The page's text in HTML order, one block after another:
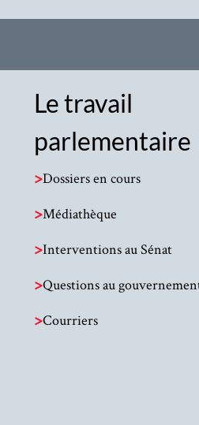
Le travail
parlementaire
>Dossiers en cours
>Médiathèque
>Interventions au Sénat
>Questions au
>Courriers